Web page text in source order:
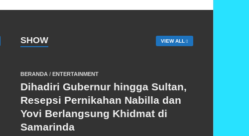
SHOW VIEW ALL
BERANDA /ENTERTAINMENT
Dihadiri Gubernur hingga Sultan,
Resepsi Pernikahan Nabilla dan
Yovi Berlangsung Khidmat di
Samarinda